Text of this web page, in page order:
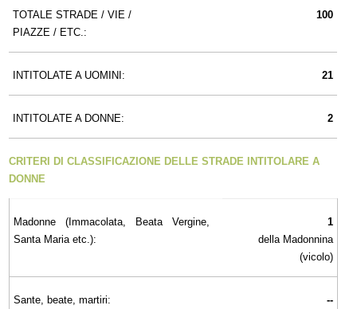
TOTALE STRADE / VIE /
PIAZZE / ETC.:
100
INTITOLATE A UOMINI: 21
INTITOLATE A DONNE: 2
CRITERI DI CLASSIFICAZIONE DELLE STRADE INTITOLARE A
DONNE
Madonne (Immacolata, Beata Vergine,
Santa Maria etc.):
1
della Madonnina
(vicolo)
Sante, beate, martiri: --